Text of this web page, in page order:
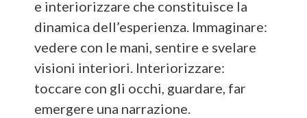
e interiorizzare che constituisce la
dinamica dell’esperienza. Immaginare:
vedere con le mani, sentire e svelare
visioni interiori. Interiorizzare:
toccare con gli occhi, guardare, far
emergere una narrazione.